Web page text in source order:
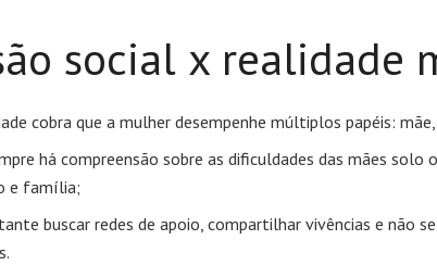
social x realidade
cobra que a mulher desempenhe múltiplos papéis:
há compreensão sobre as dificuldades das mães solo
e família;
buscar redes de apoio, compartilhar vivências e não